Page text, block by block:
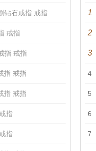
钻石戒指 戒指
戒指
指 戒指
指 戒指
指 戒指
指
指
1
2
3
4
5
6
7